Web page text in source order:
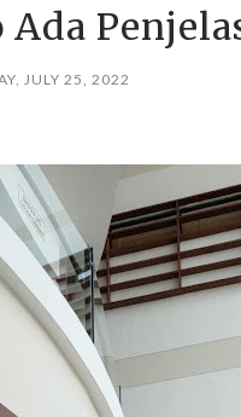
JULY 25, 2022